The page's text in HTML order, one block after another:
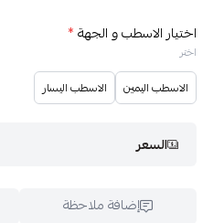
اختيار الاسطب و الجهة*
اختر
الاسطب اليمين الاسطب اليسار
السعر
إضافة ملاحظة